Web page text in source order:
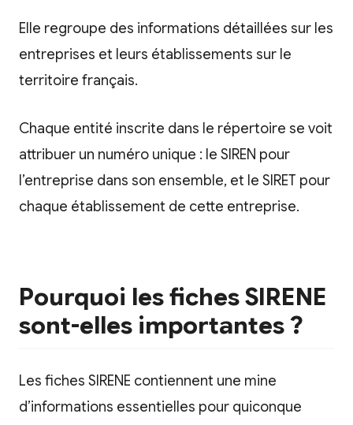
Elle regroupe des informations détaillées sur les
entreprises et leurs établissements sur le
territoire français.
Chaque entité inscrite dans le répertoire se voit
attribuer un numéro unique : le SIREN pour
l’entreprise dans son ensemble, et le SIRET pour
chaque établissement de cette entreprise.
Pourquoi les fiches SIRENE
sont-elles importantes ?
Les fiches SIRENE contiennent une mine
d’informations essentielles pour quiconque